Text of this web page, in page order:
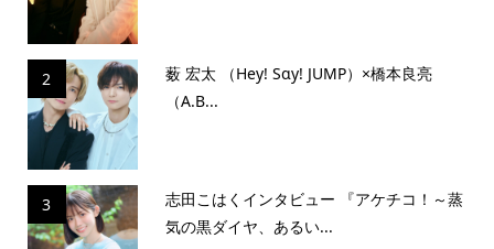
2
薮 宏太 （Hey! Sɑy! JUMP）×橋本良亮
（A.B...
3
志田こはくインタビュー 『アケチコ！～蒸
気の黒ダイヤ、あるい...